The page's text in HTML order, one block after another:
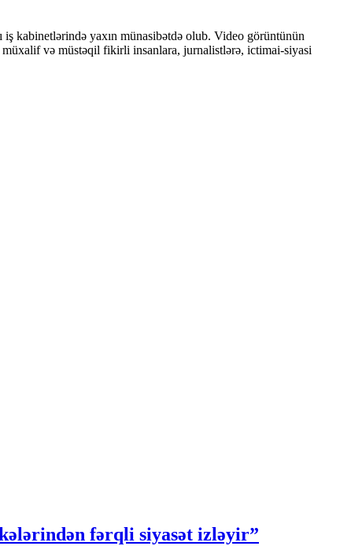
kabinetlərində yaxın münasibətdə olub. Video görüntünün
və müstəqil fikirli insanlara, jurnalistlərə, ictimai-siyasi
fərqli siyasət izləyir”